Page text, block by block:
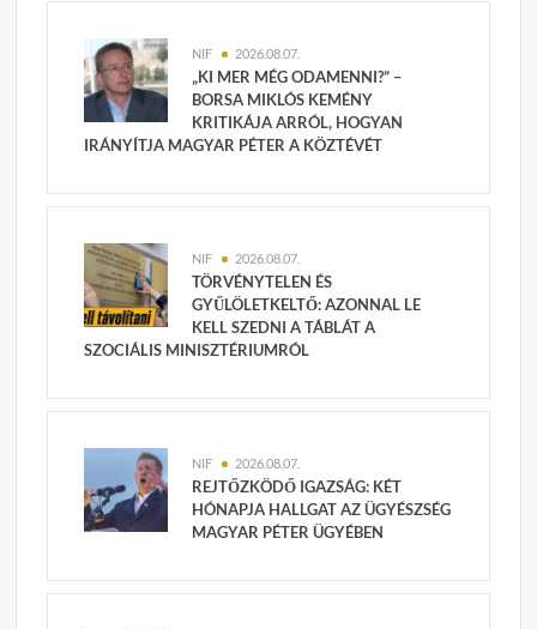
NIF 2026.08.07.
„KI MER MÉG ODAMENNI?” –
BORSA MIKLÓS KEMÉNY
KRITIKÁJA ARRÓL, HOGYAN
IRÁNYÍTJA MAGYAR PÉTER A KÖZTÉVÉT
NIF 2026.08.07.
TÖRVÉNYTELEN ÉS
GYŰLÖLETKELTŐ: AZONNAL LE
KELL SZEDNI A TÁBLÁT A
SZOCIÁLIS MINISZTÉRIUMRÓL
NIF 2026.08.07.
REJTŐZKÖDŐ IGAZSÁG: KÉT
HÓNAPJA HALLGAT AZ ÜGYÉSZSÉG
MAGYAR PÉTER ÜGYÉBEN